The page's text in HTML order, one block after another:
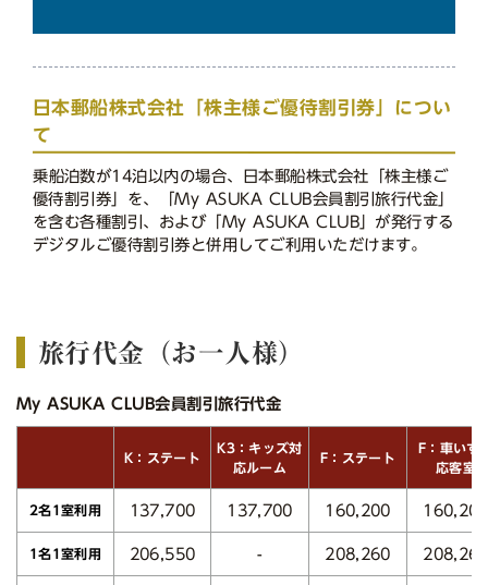
日本郵船株式会社「株主様ご優待割引券」につい
て
乗船泊数が14泊以内の場合、日本郵船株式会社「株主様ご
優待割引券」を、「My ASUKA CLUB会員割引旅行代金」
を含む各種割引、および「My ASUKA CLUB」が発行する
デジタルご優待割引券と併用してご利用いただけます。
旅行代金（お一人様）
My ASUKA CLUB会員割引旅行代金
K：ステート
K3：キッズ対
応ルーム
F：ステート
F：車いす
応客室
2名1室利用 137,700 137,700 160,200 160,200
1名1室利用 206,550 - 208,260 208,260